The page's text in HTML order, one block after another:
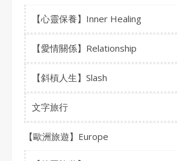
【心靈保養】Inner Healing
【愛情關係】Relationship
【斜槓人生】Slash
文字旅行
【歐洲旅遊】Europe